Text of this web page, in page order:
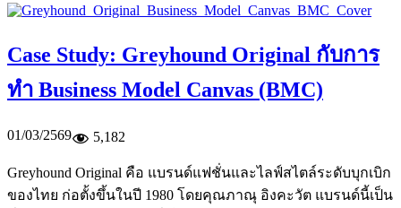
Case Study: Greyhound Original กับการ
ทำ Business Model Canvas (BMC)
01/03/2569 5,182
Greyhound Original คือ แบรนด์แฟชั่นและไลฟ์สไตล์ระดับบุกเบิก
ของไทย ก่อตั้งขึ้นในปี 1980 โดยคุณภาณุ อิงคะวัต แบรนด์นี้เป็น